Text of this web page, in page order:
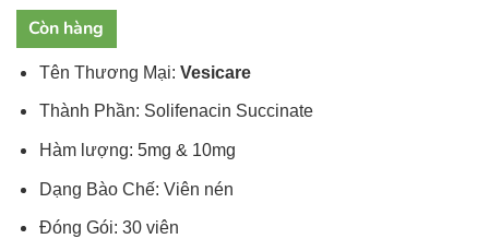
Còn hàng
Tên Thương Mại: Vesicare
Thành Phần: Solifenacin Succinate
Hàm lượng: 5mg & 10mg
Dạng Bào Chế: Viên nén
Đóng Gói: 30 viên